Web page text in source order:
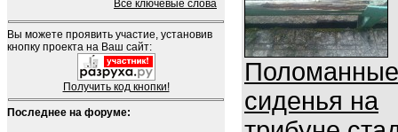
Все ключевые слова
Вы можете проявить участие, установив
кнопку проекта на Ваш сайт:
Получить код кнопки!
Последнее на форуме:
Поломанные
сиденья на